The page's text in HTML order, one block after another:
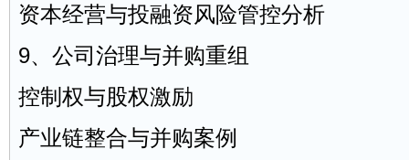
资本经营与投融资风险管控分析
9、公司治理与并购重组
控制权与股权激励
产业链整合与并购案例